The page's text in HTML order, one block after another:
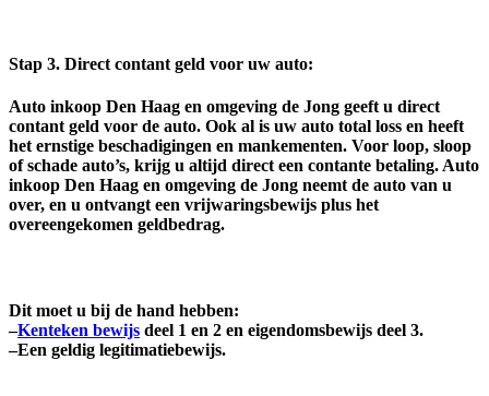
Stap 3. Direct contant geld voor uw auto:
Auto inkoop Den Haag en omgeving de Jong geeft u direct
contant geld voor de auto. Ook al is uw auto total loss en heeft
het ernstige beschadigingen en mankementen. Voor loop, sloop
of schade auto’s, krijg u altijd direct een contante betaling. Auto
inkoop Den Haag en omgeving de Jong neemt de auto van u
over, en u ontvangt een vrijwaringsbewijs plus het
overeengekomen geldbedrag.
Dit moet u bij de hand hebben:
–Kenteken bewijs deel 1 en 2 en eigendomsbewijs deel 3.
–Een geldig legitimatiebewijs.